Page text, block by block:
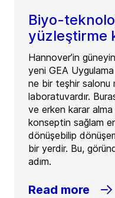
Biyo-
yüzleştirme
Hannover’in
yeni GEA
ne bir teşhir salonu
laboratuvardır.
ve erken karar
konseptin sağlam
dönüşebilip
bir yerdir. Bu,
adım.
Read more